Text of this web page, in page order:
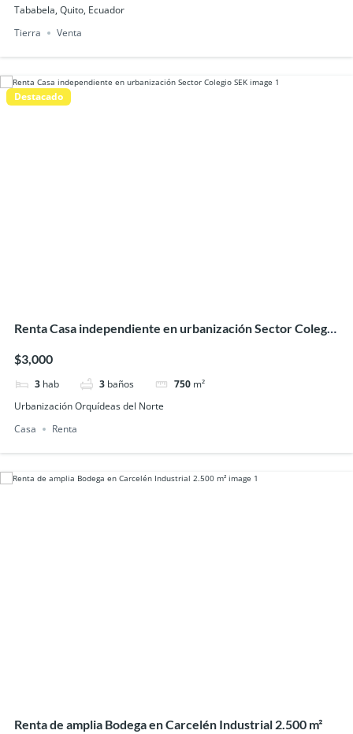
Tababela, Quito, Ecuador
Tierra
Venta
Destacado
Renta Casa independiente en urbanización Sector Colegio
$3,000
3 hab 3 baños 750 m²
Urbanización Orquídeas del Norte
Casa
Renta
Renta de amplia Bodega en Carcelén Industrial 2.500 m²